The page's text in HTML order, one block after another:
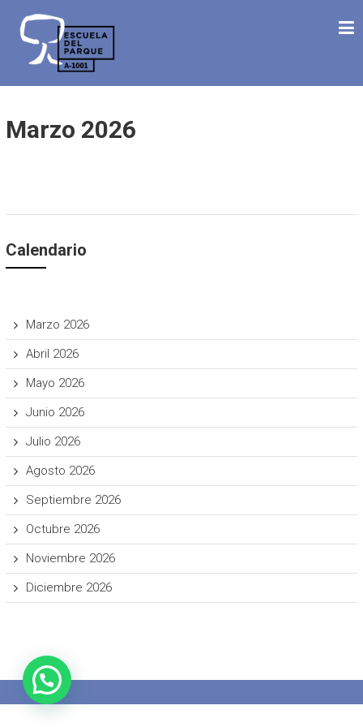
contenido
ESCUELA DEL PARQUE
Desde 1992 Haciendo Escuela
Marzo 2026
Calendario
Marzo 2026
Abril 2026
Mayo 2026
Junio 2026
Julio 2026
Agosto 2026
Septiembre 2026
Octubre 2026
Noviembre 2026
Diciembre 2026